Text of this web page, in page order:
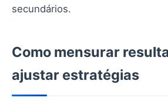
secundários.
Como mensurar
ajustar estratégias